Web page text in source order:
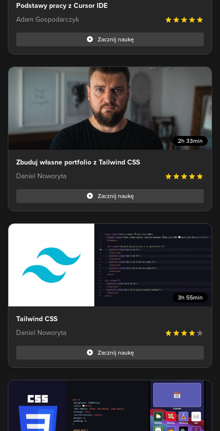
Podstawy pracy z Cursor IDE
Adam Gospodarczyk
Zacznij naukę
2h 33min
Zbuduj własne portfolio z Tailwind CSS
Daniel Noworyta
Zacznij naukę
3h 55min
Tailwind CSS
Daniel Noworyta
Zacznij naukę